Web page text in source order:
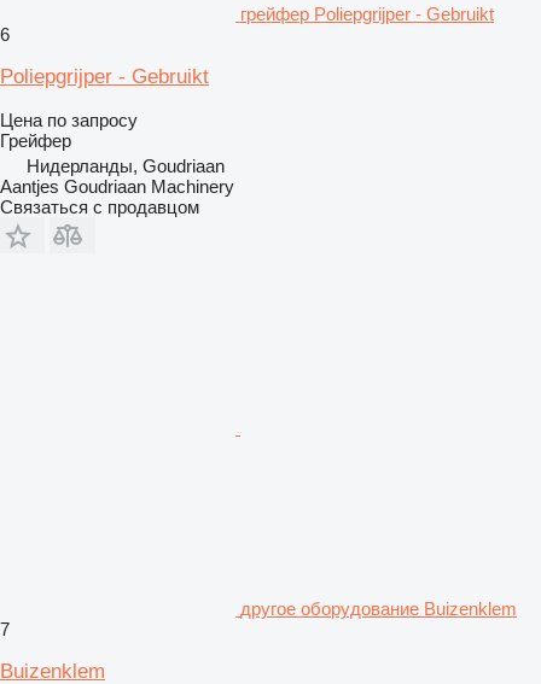
грейфер Poliepgrijper - Gebruikt
6
Poliepgrijper - Gebruikt
Цена по запросу
Грейфер
Нидерланды, Goudriaan
Aantjes Goudriaan Machinery
Связаться с продавцом
другое оборудование Buizenklem
7
Buizenklem